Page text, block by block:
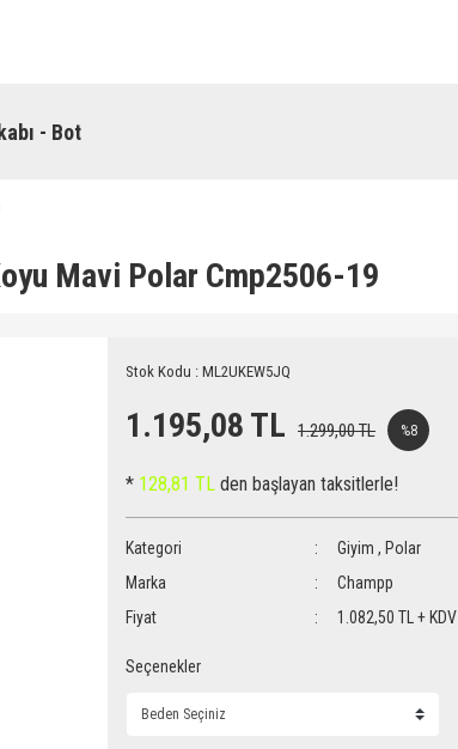
- Bot
Mavi Polar Cmp2506-19
Stok Kodu : ML2UKEW5JQ
1.195,08 TL 1.299,00 TL %8
* 128,81 TL den başlayan taksitlerle!
Kategori Giyim , Polar
Marka
Champp
Fiyat
1.082,50 TL + KDV
Seçenekler